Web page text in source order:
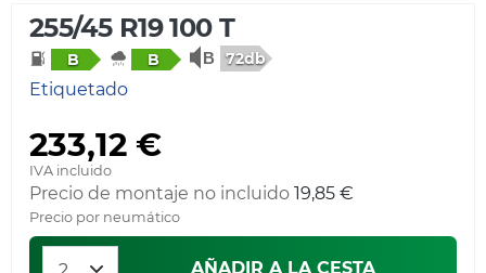
255/45 R19 100 T
B B 72db
Etiquetado
233,12 €
IVA incluido
Precio de montaje no incluido 19,85 €
Precio por neumático
AÑADIR A LA CESTA